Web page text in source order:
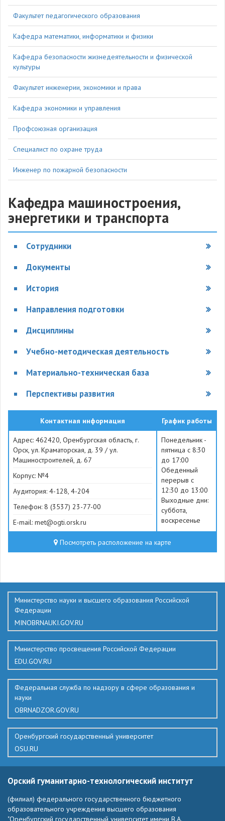
Факультет педагогического образования
Кафедра математики, информатики и физики
Кафедра безопасности жизнедеятельности и физической
культуры
Факультет инженерии, экономики и права
Кафедра экономики и управления
Профсоюзная организация
Специалист по охране труда
Инженер по пожарной безопасности
Кафедра машиностроения,
энергетики и транспорта
Сотрудники
Документы
История
Направления подготовки
Дисциплины
Учебно-методическая деятельность
Материально-техническая база
Перспективы развития
Контактная информация График работы
Адрес: 462420, Оренбургская область, г.
Орск, ул. Краматорская, д. 39 / ул.
Машиностроителей, д. 67
Корпус: №4
Аудитория: 4-128, 4-204
Телефон: 8 (3537) 23-77-00
E-mail: met@ogti.orsk.ru
Понедельник -
пятница с 8:30
до 17:00
Обеденный
перерыв с
12:30 до 13:00
Выходные дни:
суббота,
воскресенье
Посмотреть расположение на карте
Министерство науки и высшего образования Российской
Федерации
MINOBRNAUKI.GOV.RU
Министерство просвещения Российской Федерации
EDU.GOV.RU
Федеральная служба по надзору в сфере образования и
науки
OBRNADZOR.GOV.RU
Оренбургский государственный университет
OSU.RU
Орский гуманитарно-технологический институт
(филиал) федерального государственного бюджетного
образовательного учреждения высшего образования
"Оренбургский государственный университет имени В.А.